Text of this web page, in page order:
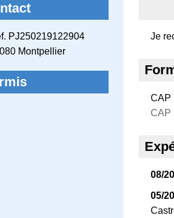
PJ250219122904
Montpellier
Je
CAP
CAP
08/
05/